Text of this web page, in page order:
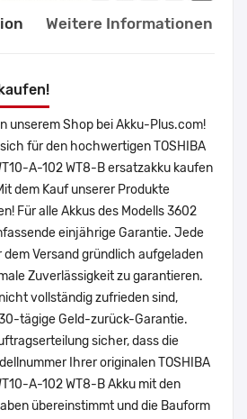
Weitere Informationen
unserem Shop bei Akku-Plus.com!
für den hochwertigen TOSHIBA
A-102 WT8-B ersatzakku kaufen
dem Kauf unserer Produkte
Für alle Akkus des Modells 3602
einjährige Garantie. Jede
Versand gründlich aufgeladen
Zuverlässigkeit zu garantieren.
vollständig zufrieden sind,
tägige Geld-zurück-Garantie.
sicher, dass die
Ihrer originalen TOSHIBA
A-102 WT8-B Akku mit den
übereinstimmt und die Bauform